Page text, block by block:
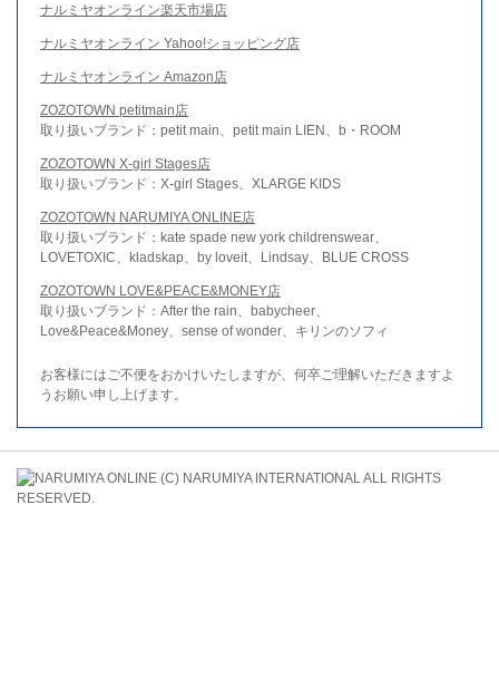
ナルミヤオンライン楽天市場店
ナルミヤオンライン Yahoo!ショッピング店
ナルミヤオンライン Amazon店
ZOZOTOWN petitmain店
取り扱いブランド：petit main、petit main LIEN、b・ROOM
ZOZOTOWN X-girl Stages店
取り扱いブランド：X-girl Stages、XLARGE KIDS
ZOZOTOWN NARUMIYA ONLINE店
取り扱いブランド：kate spade new york childrenswear、
LOVETOXIC、kladskap、by loveit、Lindsay、BLUE CROSS
ZOZOTOWN LOVE&PEACE&MONEY店
取り扱いブランド：After the rain、babycheer、
Love&Peace&Money、sense of wonder、キリンのソフィ
お客様にはご不便をおかけいたしますが、何卒ご理解いただきますよ
うお願い申し上げます。